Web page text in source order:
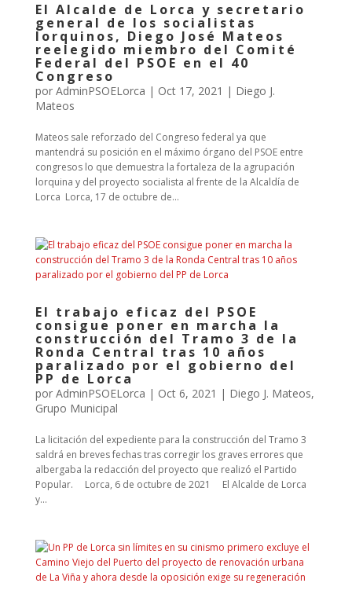
El Alcalde de Lorca y secretario
general de los socialistas
lorquinos, Diego José Mateos
reelegido miembro del Comité
Federal del PSOE en el 40
Congreso
por AdminPSOELorca | Oct 17, 2021 | Diego J.
Mateos
Mateos sale reforzado del Congreso federal ya que
mantendrá su posición en el máximo órgano del PSOE entre
congresos lo que demuestra la fortaleza de la agrupación
lorquina y del proyecto socialista al frente de la Alcaldía de
Lorca Lorca, 17 de octubre de...
El trabajo eficaz del PSOE
consigue poner en marcha la
construcción del Tramo 3 de la
Ronda Central tras 10 años
paralizado por el gobierno del
PP de Lorca
por AdminPSOELorca | Oct 6, 2021 | Diego J. Mateos,
Grupo Municipal
La licitación del expediente para la construcción del Tramo 3
saldrá en breves fechas tras corregir los graves errores que
albergaba la redacción del proyecto que realizó el Partido
Popular. Lorca, 6 de octubre de 2021 El Alcalde de Lorca
y...